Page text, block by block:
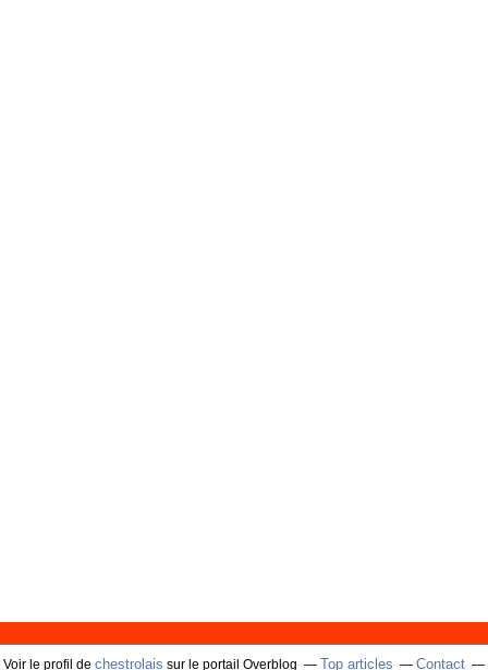
Voir le profil de chestrolais sur le portail Overblog Top articles Contact